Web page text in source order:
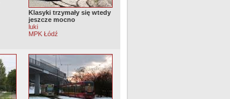
Klasyki trzymały się wtedy
jeszcze mocno
luki
MPK Łódź